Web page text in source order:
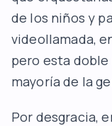
de los niños y
videollamada,
pero esta doble
mayoría de la
Por desgracia,